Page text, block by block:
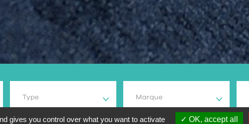
Type Marque
gives you control over what you want to activate OK, accept all